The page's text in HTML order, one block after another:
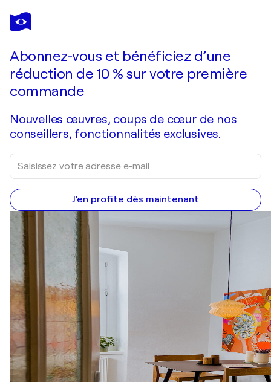
KARINE LANGEVIN KJL
Triptyque Carnaval
Abonnez-vous et bénéficiez d’une
réduction de 10 % sur votre première
commande
Nouvelles œuvres, coups de cœur de nos
conseillers, fonctionnalités exclusives.
J'en profite dès maintenant